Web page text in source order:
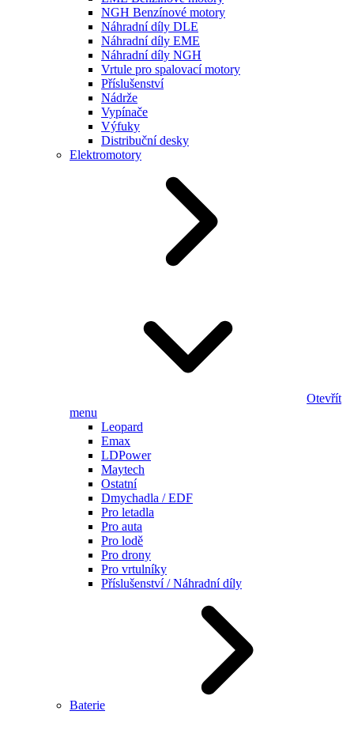
NGH Benzínové motory
Náhradní díly DLE
Náhradní díly EME
Náhradní díly NGH
Vrtule pro spalovací motory
Příslušenství
Nádrže
Vypínače
Výfuky
Distribuční desky
Elektromotory
Otevřít
menu
Leopard
Emax
LDPower
Maytech
Ostatní
Dmychadla / EDF
Pro letadla
Pro auta
Pro lodě
Pro drony
Pro vrtulníky
Příslušenství / Náhradní díly
Baterie